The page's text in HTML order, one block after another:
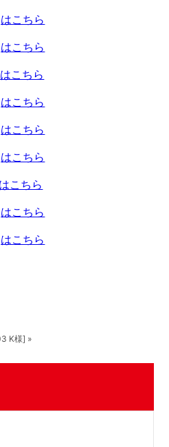
こちら
こちら
こちら
こちら
こちら
こちら
こちら
こちら
こちら
K様] »